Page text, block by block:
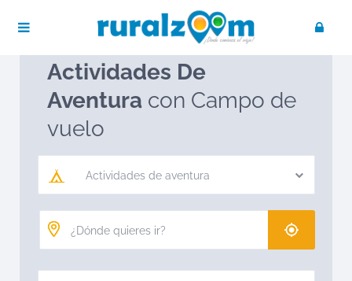
Actividades de aventura
Actividades De
Aventura con Campo de
vuelo
Actividades de aventura